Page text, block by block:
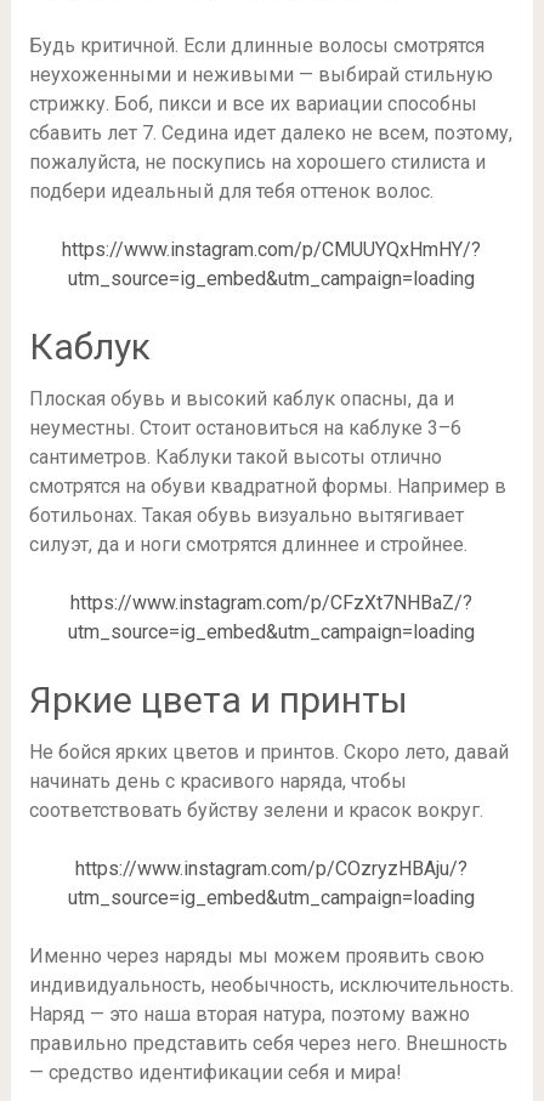
Будь критичной. Если длинные волосы смотрятся
неухоженными и неживыми — выбирай стильную
стрижку. Боб, пикси и все их вариации способны
сбавить лет 7. Седина идет далеко не всем, поэтому,
пожалуйста, не поскупись на хорошего стилиста и
подбери идеальный для тебя оттенок волос.
https://www.instagram.com/p/CMUUYQxHmHY/?
utm_source=ig_embed&utm_campaign=loading
Каблук
Плоская обувь и высокий каблук опасны, да и
неуместны. Стоит остановиться на каблуке 3–6
сантиметров. Каблуки такой высоты отлично
смотрятся на обуви квадратной формы. Например в
ботильонах. Такая обувь визуально вытягивает
силуэт, да и ноги смотрятся длиннее и стройнее.
https://www.instagram.com/p/CFzXt7NHBaZ/?
utm_source=ig_embed&utm_campaign=loading
Яркие цвета и принты
Не бойся ярких цветов и принтов. Скоро лето, давай
начинать день с красивого наряда, чтобы
соответствовать буйству зелени и красок вокруг.
https://www.instagram.com/p/COzryzHBAju/?
utm_source=ig_embed&utm_campaign=loading
Именно через наряды мы можем проявить свою
индивидуальность, необычность, исключительность.
Наряд — это наша вторая натура, поэтому важно
правильно представить себя через него. Внешность
— средство идентификации себя и мира!